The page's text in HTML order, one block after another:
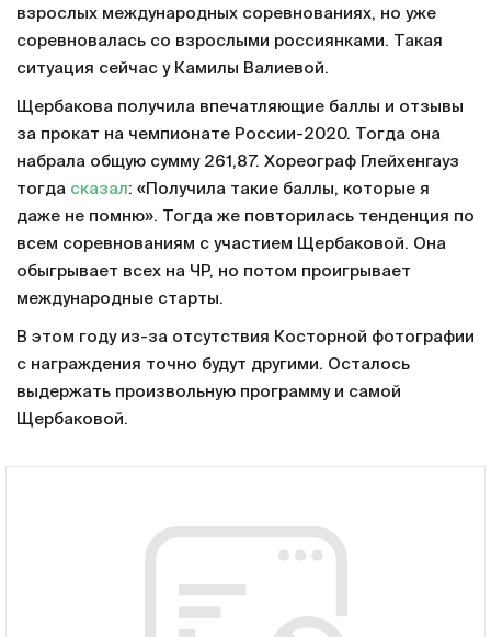
взрослых международных соревнованиях, но уже
соревновалась со взрослыми россиянками. Такая
ситуация сейчас у Камилы Валиевой.
Щербакова получила впечатляющие баллы и отзывы
за прокат на чемпионате России-2020. Тогда она
набрала общую сумму 261,87. Хореограф Глейхенгауз
тогда сказал: «Получила такие баллы, которые я
даже не помню». Тогда же повторилась тенденция по
всем соревнованиям с участием Щербаковой. Она
обыгрывает всех на ЧР, но потом проигрывает
международные старты.
В этом году из-за отсутствия Косторной фотографии
с награждения точно будут другими. Осталось
выдержать произвольную программу и самой
Щербаковой.